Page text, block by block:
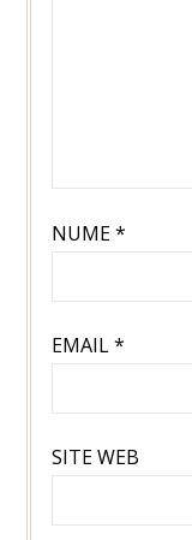
NUME*
EMAIL*
SITE WEB